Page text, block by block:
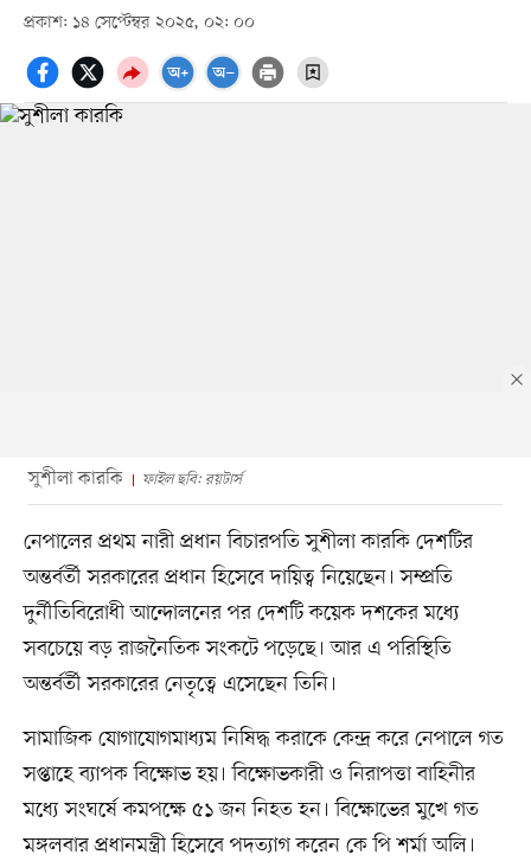
প্রকাশ: ১৪ সেপ্টেম্বর ২০২৫, ০২: ০০
সুশীলা কারকি ফাইল ছবি: রয়টার্স
নেপালের প্রথম নারী প্রধান বিচারপতি সুশীলা কারকি দেশটির
অন্তর্বর্তী সরকারের প্রধান হিসেবে দায়িত্ব নিয়েছেন। সম্প্রতি
দুর্নীতিবিরোধী আন্দোলনের পর দেশটি কয়েক দশকের মধ্যে
সবচেয়ে বড় রাজনৈতিক সংকটে পড়েছে। আর এ পরিস্থিতি
অন্তর্বর্তী সরকারের নেতৃত্বে এসেছেন তিনি।
সামাজিক যোগাযোগমাধ্যম নিষিদ্ধ করাকে কেন্দ্র করে নেপালে গত
সপ্তাহে ব্যাপক বিক্ষোভ হয়। বিক্ষোভকারী ও নিরাপত্তা বাহিনীর
মধ্যে সংঘর্ষে কমপক্ষে ৫১ জন নিহত হন। বিক্ষোভের মুখে গত
মঙ্গলবার প্রধানমন্ত্রী হিসেবে পদত্যাগ করেন কে পি শর্মা অলি।